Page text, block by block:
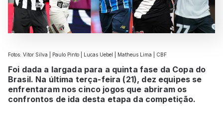
Fotos: Vitor Silva | Paulo Pinto | Lucas Uebel | Matheus Lima | CBF
Foi dada a largada para a quinta fase da Copa do
Brasil. Na última terça-feira (21), dez equipes se
enfrentaram nos cinco jogos que abriram os
confrontos de ida desta etapa da competição.